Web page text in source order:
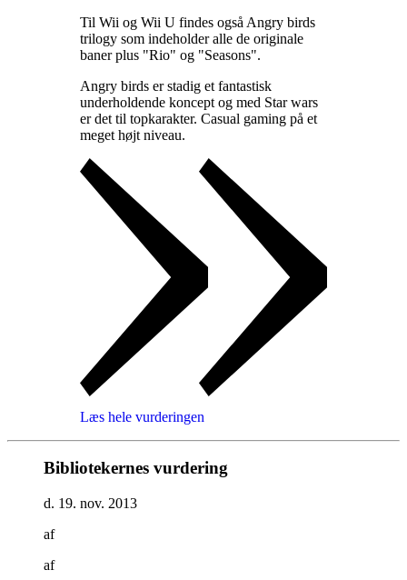
Til Wii og Wii U findes også Angry birds
trilogy som indeholder alle de originale
baner plus "Rio" og "Seasons".
Angry birds er stadig et fantastisk
underholdende koncept og med Star wars
er det til topkarakter. Casual gaming på et
meget højt niveau.
Læs hele vurderingen
Bibliotekernes vurdering
d. 19. nov. 2013
af
af